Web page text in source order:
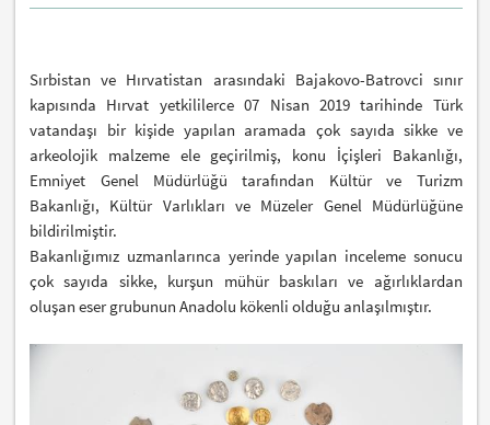
Sırbistan ve Hırvatistan arasındaki Bajakovo-Batrovci sınır
kapısında Hırvat yetkililerce 07 Nisan 2019 tarihinde Türk
vatandaşı bir kişide yapılan aramada çok sayıda sikke ve
arkeolojik malzeme ele geçirilmiş, konu İçişleri Bakanlığı,
Emniyet Genel Müdürlüğü tarafından Kültür ve Turizm
Bakanlığı, Kültür Varlıkları ve Müzeler Genel Müdürlüğüne
bildirilmiştir.
Bakanlığımız uzmanlarınca yerinde yapılan inceleme sonucu
çok sayıda sikke, kurşun mühür baskıları ve ağırlıklardan
oluşan eser grubunun Anadolu kökenli olduğu anlaşılmıştır.